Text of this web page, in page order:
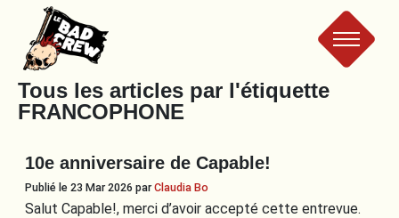
Le
Bad
Crew
Tous les articles par l'étiquette
FRANCOPHONE
10e anniversaire de Capable!
Publié le 23 Mar 2026 parClaudia Bo
Salut Capable!, merci d’avoir accepté cette entrevue.